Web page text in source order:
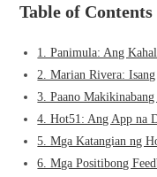
Table of Contents
1. Panimula: Ang
2. Marian Rivera:
3. Paano
4. Hot51: Ang App na
5. Mga Katangian ng
6. Mga Positibong